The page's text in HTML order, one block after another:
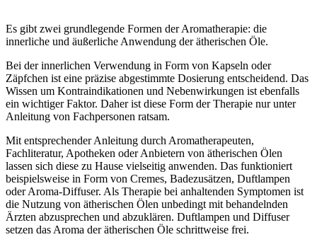
Es gibt zwei grundlegende Formen der Aromatherapie: die
innerliche und äußerliche Anwendung der ätherischen Öle.
Bei der innerlichen Verwendung in Form von Kapseln oder
Zäpfchen ist eine präzise abgestimmte Dosierung entscheidend. Das
Wissen um Kontraindikationen und Nebenwirkungen ist ebenfalls
ein wichtiger Faktor. Daher ist diese Form der Therapie nur unter
Anleitung von Fachpersonen ratsam.
Mit entsprechender Anleitung durch Aromatherapeuten,
Fachliteratur, Apotheken oder Anbietern von ätherischen Ölen
lassen sich diese zu Hause vielseitig anwenden. Das funktioniert
beispielsweise in Form von Cremes, Badezusätzen, Duftlampen
oder Aroma-Diffuser. Als Therapie bei anhaltenden Symptomen ist
die Nutzung von ätherischen Ölen unbedingt mit behandelnden
Ärzten abzusprechen und abzuklären. Duftlampen und Diffuser
setzen das Aroma der ätherischen Öle schrittweise frei.